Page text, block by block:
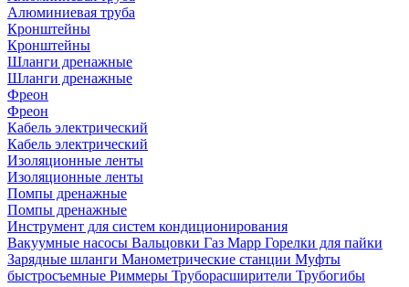
Алюминиевая труба
Кронштейны
Кронштейны
Шланги дренажные
Шланги дренажные
Фреон
Фреон
Кабель электрический
Кабель электрический
Изоляционные ленты
Изоляционные ленты
Помпы дренажные
Помпы дренажные
Инструмент для систем кондиционирования
Вакуумные насосы Вальцовки Газ Mapp Горелки для пайки
Зарядные шланги Манометрические станции Муфты
быстросъемные Риммеры Труборасширители Трубогибы